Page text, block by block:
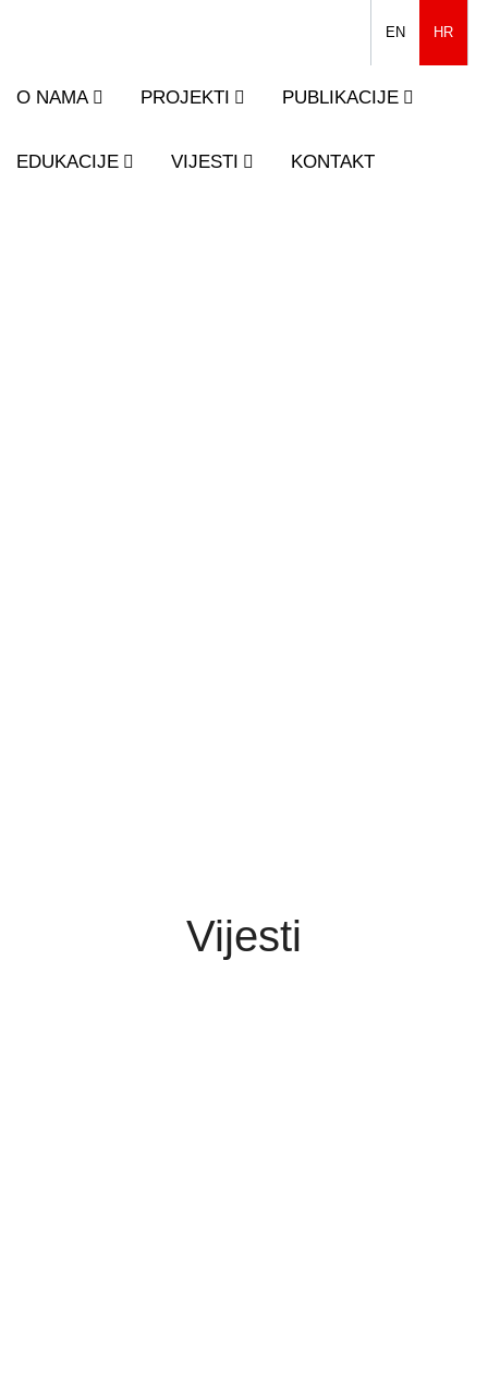
EN HR
O NAMA PROJEKTI PUBLIKACIJE
EDUKACIJE VIJESTI KONTAKT
Vijesti